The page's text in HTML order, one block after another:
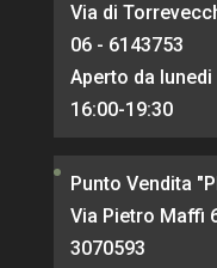
Via di
06 - 6143753
Aperto da
16:00-19:30
Punto Vendita
Via Pietro Maffi
3070593